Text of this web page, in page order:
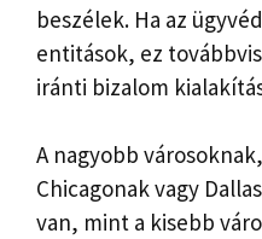
beszélek. Ha az
entitások, ez
iránti bizalom
A nagyobb
Chicagonak vagy
van, mint a kisebb